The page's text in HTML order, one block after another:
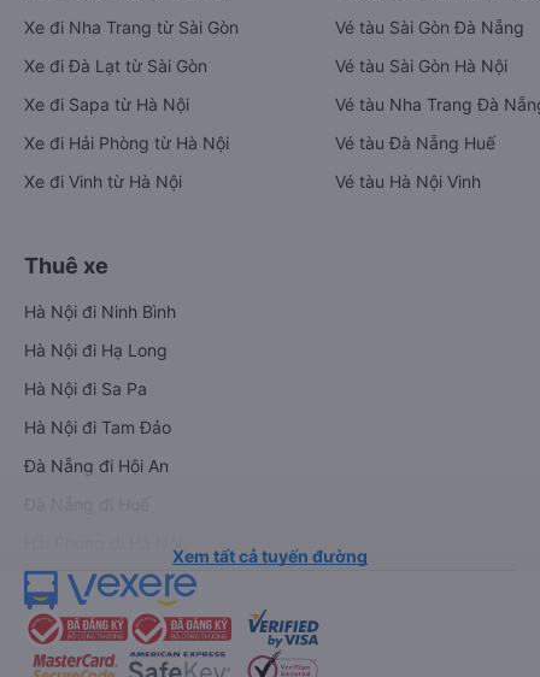
Xe đi Nha Trang từ Sài Gòn
Xe đi Đà Lạt từ Sài Gòn
Xe đi Sapa từ Hà Nội
Xe đi Hải Phòng từ Hà Nội
Xe đi Vinh từ Hà Nội
Vé tàu Sài Gòn Đà Nẵng
Vé tàu Sài Gòn Hà Nội
Vé tàu Nha Trang Đà
Vé tàu Đà Nẵng Huế
Vé tàu Hà Nội Vinh
Thuê xe
Hà Nội đi Ninh Bình
Hà Nội đi Hạ Long
Hà Nội đi Sa Pa
Hà Nội đi Tam Đảo
Đà Nẵng đi Hội An
Xem tất cả tuyến đường